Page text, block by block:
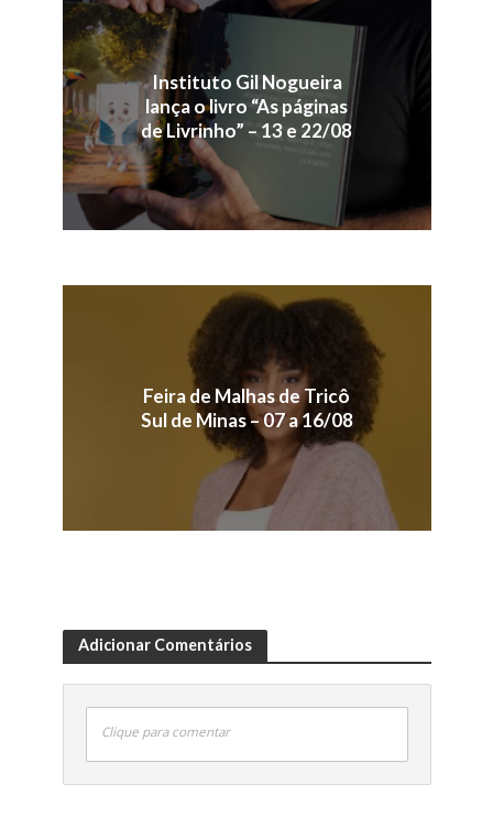
Instituto Gil Nogueira
lança o livro “As páginas
de Livrinho” – 13 e 22/08
Feira de Malhas de Tricô
Sul de Minas – 07 a 16/08
Adicionar Comentários
Clique para comentar